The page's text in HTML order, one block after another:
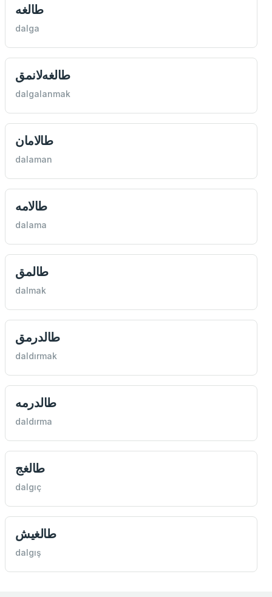
طالغه
dalga
طالغه‌لانمق
dalgalanmak
طالامان
dalaman
طالامه
dalama
طالمق
dalmak
طالدرمق
daldırmak
طالدرمه
daldırma
طالغج
dalgıç
طالغيش
dalgış